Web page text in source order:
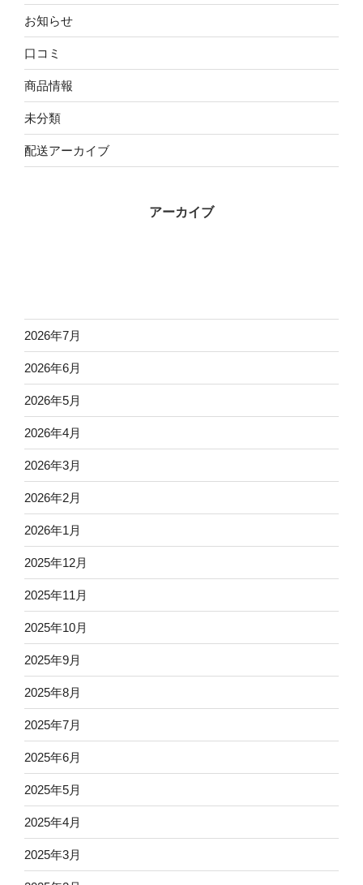
お知らせ
口コミ
商品情報
未分類
配送アーカイブ
アーカイブ
2026年7月
2026年6月
2026年5月
2026年4月
2026年3月
2026年2月
2026年1月
2025年12月
2025年11月
2025年10月
2025年9月
2025年8月
2025年7月
2025年6月
2025年5月
2025年4月
2025年3月